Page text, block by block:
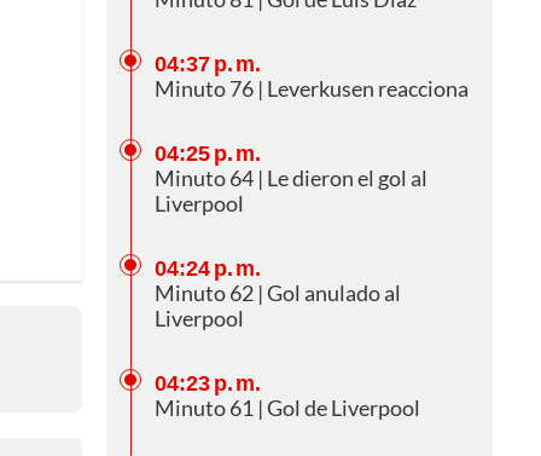
04:37 p. m.
Minuto 76 | Leverkusen reacciona
04:25 p. m.
Minuto 64 | Le dieron el gol al
Liverpool
04:24 p. m.
Minuto 62 | Gol anulado al
Liverpool
04:23 p. m.
Minuto 61 | Gol de Liverpool